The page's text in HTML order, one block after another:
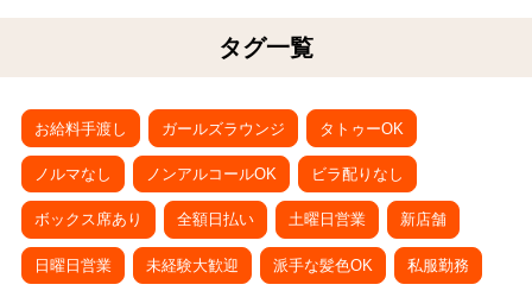
タグ一覧
お給料手渡し ガールズラウンジ タトゥーOK
ノルマなし ノンアルコールOK ビラ配りなし
ボックス席あり 全額日払い 土曜日営業 新店舗
日曜日営業 未経験大歓迎 派手な髪色OK 私服勤務